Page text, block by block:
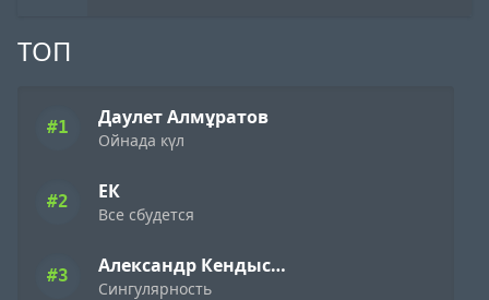
ТОП
#1 Даулет Алмұратов
Ойнада күл
#2 ЕК
Все сбудется
#3 Александр Кендысь & W.J.Rec
Сингулярность